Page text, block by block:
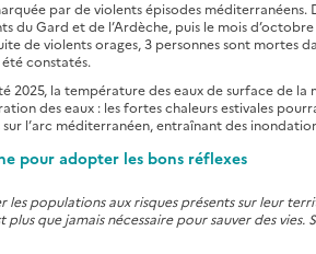
par de violents épisodes
du Gard et de l’Ardèche, puis le mois
de violents orages, 3 personnes sont mortes
constatés.
2025, la température des eaux de surface de
des eaux : les fortes chaleurs estivales
sur l’arc méditerranéen, entraînant des
pour adopter les bons réflexes
les populations aux risques présents sur leur
plus que jamais nécessaire pour sauver des